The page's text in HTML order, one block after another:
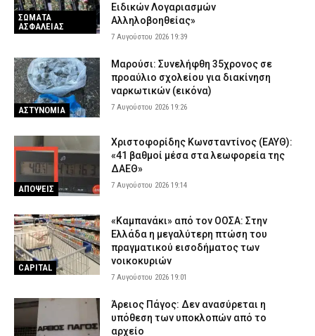
ΣΩΜΑΤΑ
ΑΣΦΑΛΕΙΑΣ
Ειδικών Λογαριασμών
Αλληλοβοηθείας»
7 Αυγούστου 2026 19:39
ΑΣΤΥΝΟΜΙΑ
Μαρούσι: Συνελήφθη 35χρονος σε
προαύλιο σχολείου για διακίνηση
ναρκωτικών (εικόνα)
7 Αυγούστου 2026 19:26
ΑΠΟΨΕΙΣ
Χριστοφορίδης Κωνσταντίνος (ΕΑΥΘ):
«41 βαθμοί μέσα στα λεωφορεία της
ΔΑΕΘ»
7 Αυγούστου 2026 19:14
CAPITAL
«Καμπανάκι» από τον ΟΟΣΑ: Στην
Ελλάδα η μεγαλύτερη πτώση του
πραγματικού εισοδήματος των
νοικοκυριών
7 Αυγούστου 2026 19:01
Άρειος Πάγος: Δεν ανασύρεται η
υπόθεση των υποκλοπών από το
αρχείο